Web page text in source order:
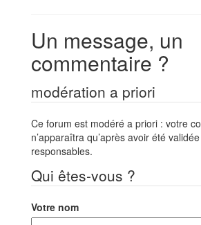
Un message, un
commentaire ?
modération a priori
Ce forum est modéré a priori : votre
n’apparaîtra qu’après avoir été
responsables.
Qui êtes-vous ?
Votre nom